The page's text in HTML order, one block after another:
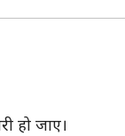
हो जाए।